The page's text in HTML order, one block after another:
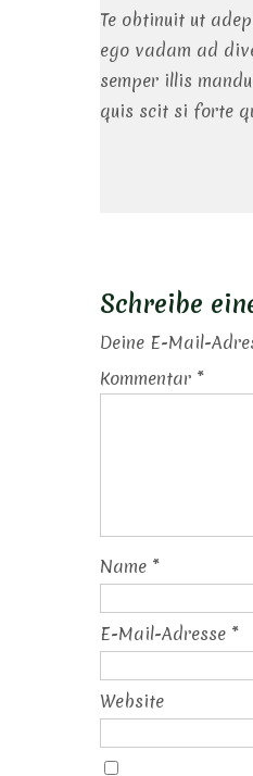
Te obtinuit ut
ego vadam ad
semper illis
quis scit si forte
Schreibe
Deine E-Mail-
Kommentar *
Name *
E-Mail-Adresse *
Website